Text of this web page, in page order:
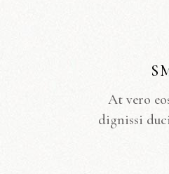
At vero
dignissi